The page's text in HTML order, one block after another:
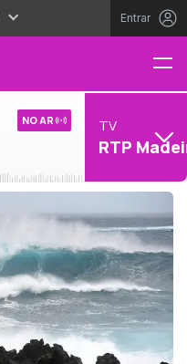
Entrar
NO AR TV
RTP